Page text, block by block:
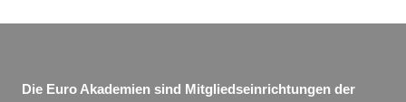
Die Euro Akademien sind Mitgliedseinrichtungen der